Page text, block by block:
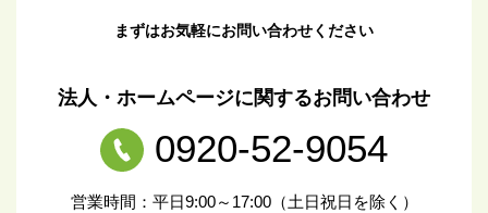
まずはお気軽にお問い合わせください
法人・ホームページに関するお問い合わせ
0920-52-9054
営業時間：平日9:00～17:00（土日祝日を除く）